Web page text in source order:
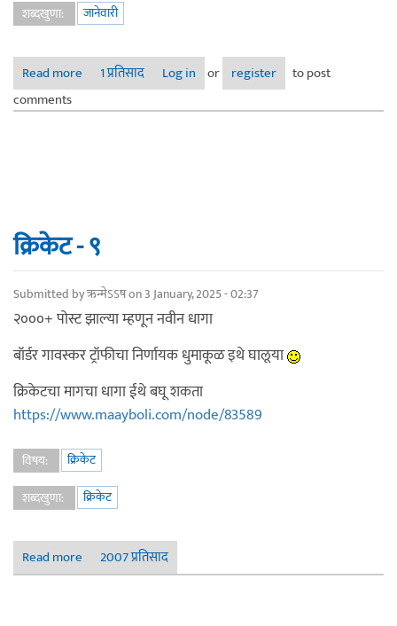
शब्दखुणा:
जानेवारी
Read more about ‘जानेवारी’ महिन्यात जन्मलेले आंतरराष्ट्रीय क्रिकेटपटू
1 प्रतिसाद Log in or register
to post
comments
क्रिकेट - ९
Submitted byऋन्मेऽऽषon 3 January, 2025 - 02:37
२०००+ पोस्ट झाल्या म्हणून नवीन धागा
बॉर्डर गावस्कर ट्रॉफीचा निर्णायक धुमाकूळ इथे घालूया
क्रिकेटचा मागचा धागा ईथे बघू शकता
https://www.maayboli.com/node/83589
विषय:
क्रिकेट
शब्दखुणा:
क्रिकेट
Read more about क्रिकेट - ९
2007 प्रतिसाद